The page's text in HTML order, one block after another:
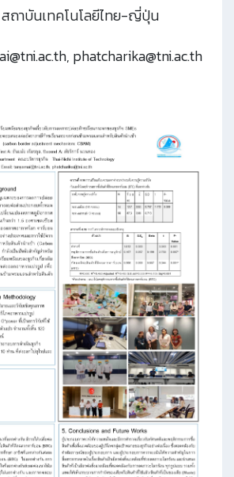
สถาบันเทคโนโลยีไทย-ญี่ปุ่น
phatcharika@tni.ac.th